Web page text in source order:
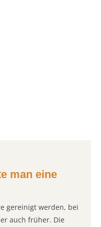
man eine
gereinigt werden, bei
auch früher. Die